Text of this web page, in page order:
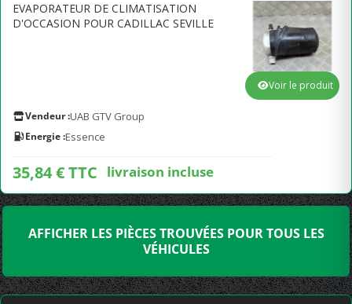
EVAPORATEUR DE CLIMATISATION
D'OCCASION POUR CADILLAC SEVILLE
Vendeur :UAB GTV Group
Energie :Essence
35,84 € TTC livraison incluse
Voir le produit
AFFICHER LES PIÈCES TROUVÉES POUR TOUS LES
VÉHICULES